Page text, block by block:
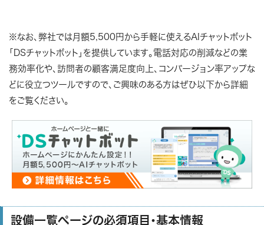
※なお、弊社では月額5,500円から手軽に使えるAIチャットボット
「DSチャットボット」を提供しています。電話対応の削減などの業
務効率化や、訪問者の顧客満足度向上、コンバージョン率アップな
どに役立つツールですので、ご興味のある方はぜひ以下から詳細
をご覧ください。
設備一覧ページの必須項目・基本情報